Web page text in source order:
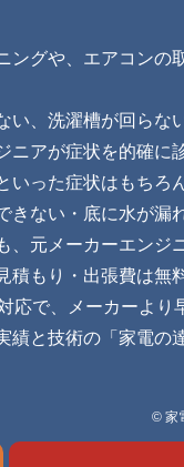
ングや、エアコン
い、洗濯槽が回らな
ニアが症状を的確
いった症状はもち
きない・底に水が
、元メーカーエン
もり・出張費は無料
応で、メーカーよ
と技術の「家電の
© 家